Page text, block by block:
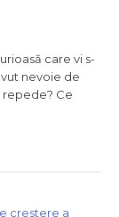
care vi s-
nevoie de
repede? Ce
crestere a